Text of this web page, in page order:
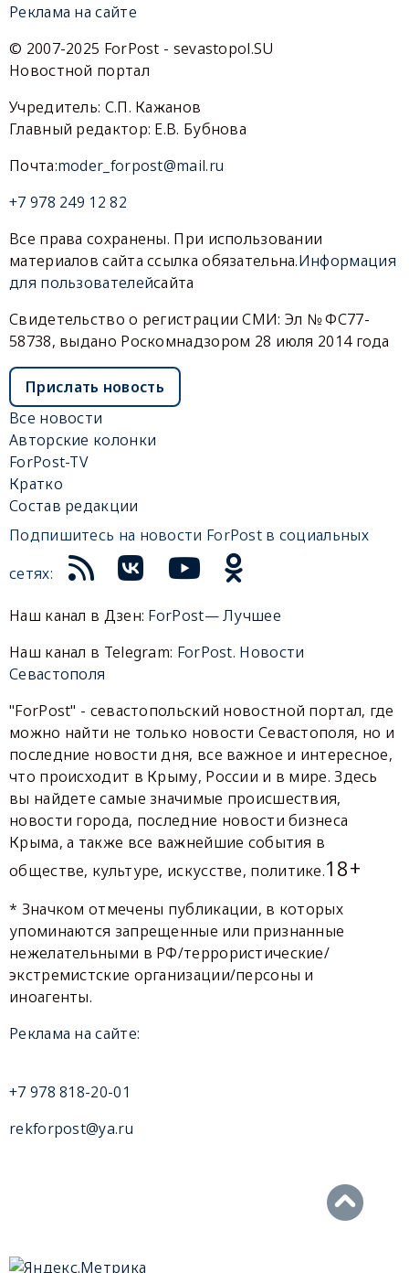
Реклама на сайте
© 2007-2025 ForPost - sevastopol.SU
Новостной портал
Учредитель: С.П. Кажанов
Главный редактор: Е.В. Бубнова
Почта:moder_forpost@mail.ru
+7 978 249 12 82
Все права сохранены. При использовании
материалов сайта ссылка обязательна.Информация
для пользователейсайта
Свидетельство о регистрации СМИ: Эл № ФС77-
58738, выдано Роскомнадзором 28 июля 2014 года
Прислать новость
Все новости
Авторские колонки
ForPost-TV
Кратко
Состав редакции
Подпишитесь на новости ForPost в социальных
сетях:
Наш канал в Дзен: ForPost— Лучшее
Наш канал в Telegram: ForPost. Новости
Севастополя
"ForPost" - севастопольский новостной портал, где
можно найти не только новости Севастополя, но и
последние новости дня, все важное и интересное,
что происходит в Крыму, России и в мире. Здесь
вы найдете самые значимые происшествия,
новости города, последние новости бизнеса
Крыма, а также все важнейшие события в
обществе, культуре, искусстве, политике.18+
* Значком отмечены публикации, в которых
упоминаются запрещенные или признанные
нежелательными в РФ/террористические/
экстремистские организации/персоны и
иноагенты.
Реклама на сайте:
+7 978 818-20-01
rekforpost@ya.ru